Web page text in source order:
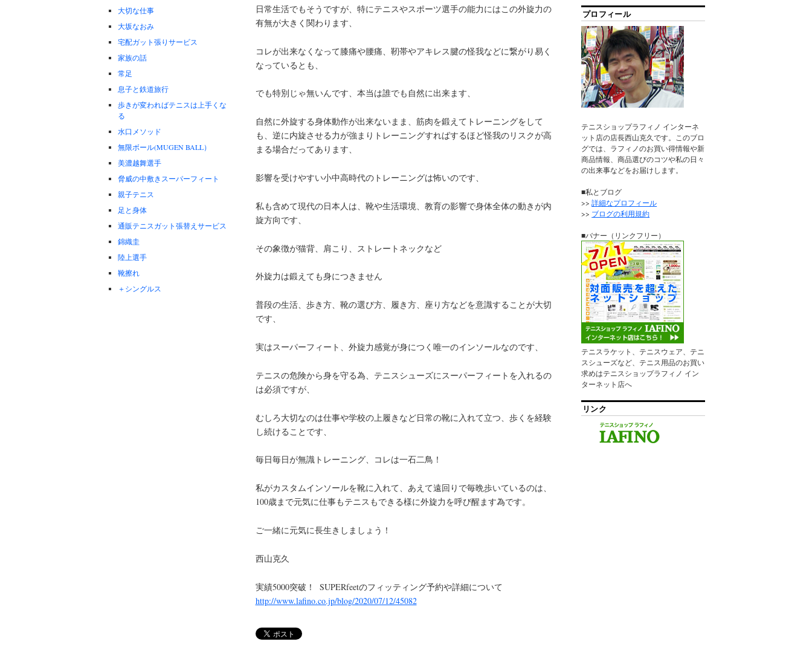
日常生活でもそうですが、特にテニスやスポーツ選手の能力にはこの外旋力の
有無が大きく関わります、
コレが出来なくなって膝痛や腰痛、靭帯やアキレス腱の怪我などに繋がり易く
なっているとも、
でも特別じゃ無いんです、本当は誰でも自然に出来ます、
自然に外旋する身体動作が出来ないまま、筋肉を鍛えてトレーニングをして
も、逆に内旋させる力が強まりトレーニングすればするほど怪我のリスクが高
まる場合だってあります、
影響を受けやすい小中高時代のトレーニングは怖いのです、
私も含めて現代の日本人は、靴や生活環境、教育の影響で身体全体の動きが内
旋方向です、
その象徴が猫背、肩こり、ストレートネックなど
外旋力は鍛えても身につきません
普段の生活、歩き方、靴の選び方、履き方、座り方などを意識することが大切
です、
実はスーパーフィート、外旋力感覚が身につく唯一のインソールなのです、
テニスの危険から身を守る為、テニスシューズにスーパーフィートを入れるの
は必須ですが、
むしろ大切なのは仕事や学校の上履きなど日常の靴に入れて立つ、歩くを経験
し続けることです、
毎日毎日が無識トレーニング、コレは一石二鳥！
私がカスタムインソールを靴に入れて、あえて遠回りで毎晩歩いているのは、
100歳まで元気に仕事もテニスもできる様に外旋力を呼び醒ます為です。
ご一緒に元気に長生きしましょう！
西山克久
実績5000突破！ SUPERfeetのフィッティング予約や詳細について
http://www.lafino.co.jp/blog/2020/07/12/45082
大切な仕事
大坂なおみ
宅配ガット張りサービス
家族の話
常足
息子と鉄道旅行
歩きが変わればテニスは上手くな
る
水口メソッド
無限ボール(MUGEN BALL）
美濃越舞選手
脅威の中敷きスーパーフィート
親子テニス
足と身体
通販テニスガット張替えサービス
錦織圭
陸上選手
靴擦れ
＋シングルス
プロフィール
テニスショップラフィノ インターネ
ット店の店長西山克久です。このブロ
グでは、ラフィノのお買い得情報や新
商品情報、商品選びのコツや私の日々
の出来事などをお届けします。
■私とブログ
>>詳細なプロフィール
>> ブログの利用規約
■バナー（リンクフリー）
テニスラケット、テニスウェア、テニ
スシューズなど、テニス用品のお買い
求めはテニスショップラフィノ イン
ターネット店へ
リンク